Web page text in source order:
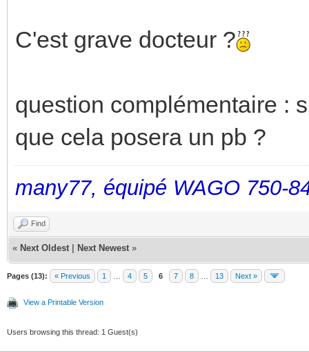
C'est grave docteur ?
question complémentaire :
que cela posera un pb ?
many77, équipé WAGO 750-
Find
« Next Oldest Next Newest »
Pages (13): « Previous 1 4 5 6 7 8 13 Next »
View a Printable Version
Users browsing this thread: 1 Guest(s)